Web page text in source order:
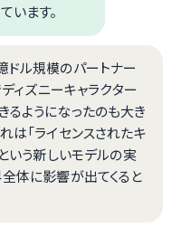
います。
ル規模のパートナー
ィズニーキャラクター
ようになったのも大き
は「ライセンスされたキ
いう新しいモデルの実
体に影響が出てくると